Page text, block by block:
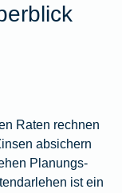
Raten rechnen
absichern
Planungs-
ist ein